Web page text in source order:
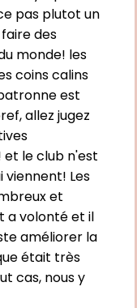
pas plutot un
des
monde! les
coins calins
est
allez jugez
et le club n'est
viennent! Les
et
a volonté et il
améliorer la
était très
cas, nous y